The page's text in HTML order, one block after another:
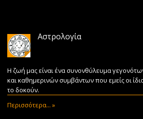
Αστρολογία
Η ζωή μας είναι ένα συνονθύλευμα
και καθημερινών συμβάντων που εμείς οι
το δοκούν.
Περισσότερα... »